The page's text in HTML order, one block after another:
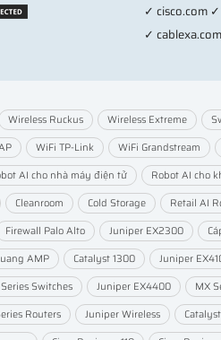
✓ cisco.com
✓ cablexa.com
Wireless Ruckus Wireless Extreme
WiFi TP-Link WiFi Grandstream
AI cho nhà máy điện tử
Robot AI cho
Cleanroom Cold Storage
Retail AI
Firewall Palo Alto Juniper EX2300
AMP Catalyst 1300
Juniper
Series Switches Juniper EX4400
MX
Routers Juniper Wireless